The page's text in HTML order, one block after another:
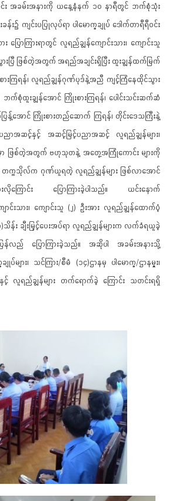
ြင်း အခမ်းအနားကို ယနေ့နံနက် ၁၀ နာရီတွင် ဘက်စုံသုံး
န်း၌ ကျင်းပပြုလုပ်ရာ ပါမောက္ခချုပ် ဒေါက်တာရီရီဝင်း
ောကြားရာတွင် လူရည်ချွန်ကျောင်းသား၊ ကျောင်းသူ
ားပြီ ဖြစ်တဲ့အတွက် အရည်အချင်းရှိပြီး ထူးချွန်ထက်မြက်
ားကြရန်၊ လူရည်ချွန်ဂုဏ်ပုဒ်နဲ့အညီ ကျင့်ကြံနေထိုင်သွား
ဘက်စုံထူးချွန်အောင် ကြိုးစားကြရန်၊ ပေါင်းသင်းဆက်ဆံ
အောင် ကြိုးစားတည်ဆောက် ကြရန်၊ တိုင်းဒေသကြီးနဲ့
ညာအဆင့်နှင့် အဆင့်မြင့်ပညာအဆင့် လူရည်ချွန်များ၊
မှာ ဖြစ်တဲ့အတွက် ဗဟုသုတနဲ့ အတွေ့အကြုံကောင်း များကို
တက္ကသိုလ်က ဂုဏ်ယူရတဲ့ လူရည်ချွန်များ ဖြစ်လာအောင်
ားလိုကြောင်း ပြောကြားခဲ့ပါသည်။ ယင်းနောက်
ာင်းသား၊ ကျောင်းသူ (၂) ဦးအား လူရည်ချွန်ထောက်ပံ့
)သိန်း ချီးမြှင့်ပေးအပ်ရာ လူရည်ချွန်များက လက်ခံရယူခဲ့
ပြန်လည် ပြောကြားခဲ့သည်။ အဆိုပါ အခမ်းအနားသို့
ျုပ်များ၊ သင်ကြား/စီမံ (၁၄)ဌာနမှ ပါမောက္ခ/ဌာနမှူး၊
ားနှင့် လူရည်ချွန်များ တက်ရောက်ခဲ့ ကြောင်း သတင်းရရှိ